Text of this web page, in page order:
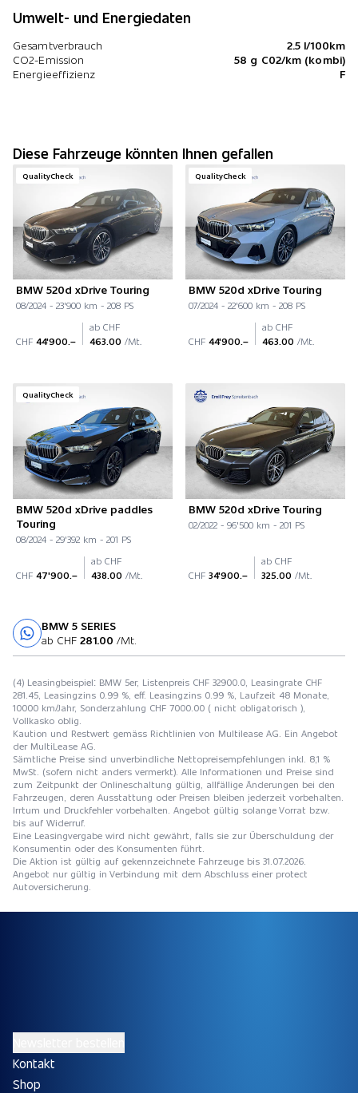
Umwelt- und Energiedaten
Gesamtverbrauch
2.5 l/100km
CO2-Emission
58 g C02/km (kombi)
Energieeffizienz
F
Diese Fahrzeuge könnten Ihnen gefallen
QualityCheck
BMW 520d xDrive Touring
08/2024 - 23'900 km - 208 PS
CHF 44'900.–
ab CHF
463.00 /Mt.
QualityCheck
BMW 520d xDrive Touring
07/2024 - 22'600 km - 208 PS
CHF 44'900.–
ab CHF
463.00 /Mt.
QualityCheck
BMW 520d xDrive paddles
Touring
08/2024 - 29'392 km - 201 PS
CHF 47'900.–
ab CHF
438.00 /Mt.
BMW 520d xDrive Touring
02/2022 - 96'500 km - 201 PS
CHF 34'900.–
ab CHF
325.00 /Mt.
BMW 5 SERIES
ab CHF 281.00 /Mt.
(4) Leasingbeispiel: BMW 5er, Listenpreis CHF 32900.0, Leasingrate CHF
281.45, Leasingzins 0.99 %, eff. Leasingzins 0.99 %, Laufzeit 48 Monate,
10000 km/Jahr, Sonderzahlung CHF 7000.00 ( nicht obligatorisch ),
Vollkasko oblig.
Kaution und Restwert gemäss Richtlinien von Multilease AG. Ein Angebot
der MultiLease AG.
Sämtliche Preise sind unverbindliche Nettopreisempfehlungen inkl. 8,1 %
MwSt. (sofern nicht anders vermerkt). Alle Informationen und Preise sind
zum Zeitpunkt der Onlineschaltung gültig, allfällige Änderungen bei den
Fahrzeugen, deren Ausstattung oder Preisen bleiben jederzeit vorbehalten.
Irrtum und Druckfehler vorbehalten. Angebot gültig solange Vorrat bzw.
bis auf Widerruf.
Eine Leasingvergabe wird nicht gewährt, falls sie zur Überschuldung der
Konsumentin oder des Konsumenten führt.
Die Aktion ist gültig auf gekennzeichnete Fahrzeuge bis 31.07.2026.
Angebot nur gültig in Verbindung mit dem Abschluss einer protect
Autoversicherung.
Kontakt
Shop